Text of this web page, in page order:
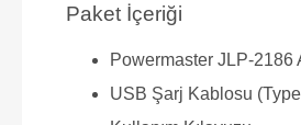
Paket İçeriği
Powermaster JLP-2186
USB Şarj Kablosu